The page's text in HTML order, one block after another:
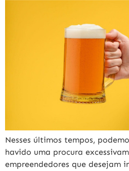
Nesses últimos tempos,
havido uma procura
empreendedores que desejam